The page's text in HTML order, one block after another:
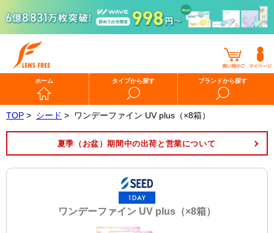
ホーム タイプから探す ブランドから探す
TOP > シード > ワンデーファイン UV plus（×8箱）
夏季（お盆）期間中の出荷と営業について
ワンデーファイン UV plus（×8箱）